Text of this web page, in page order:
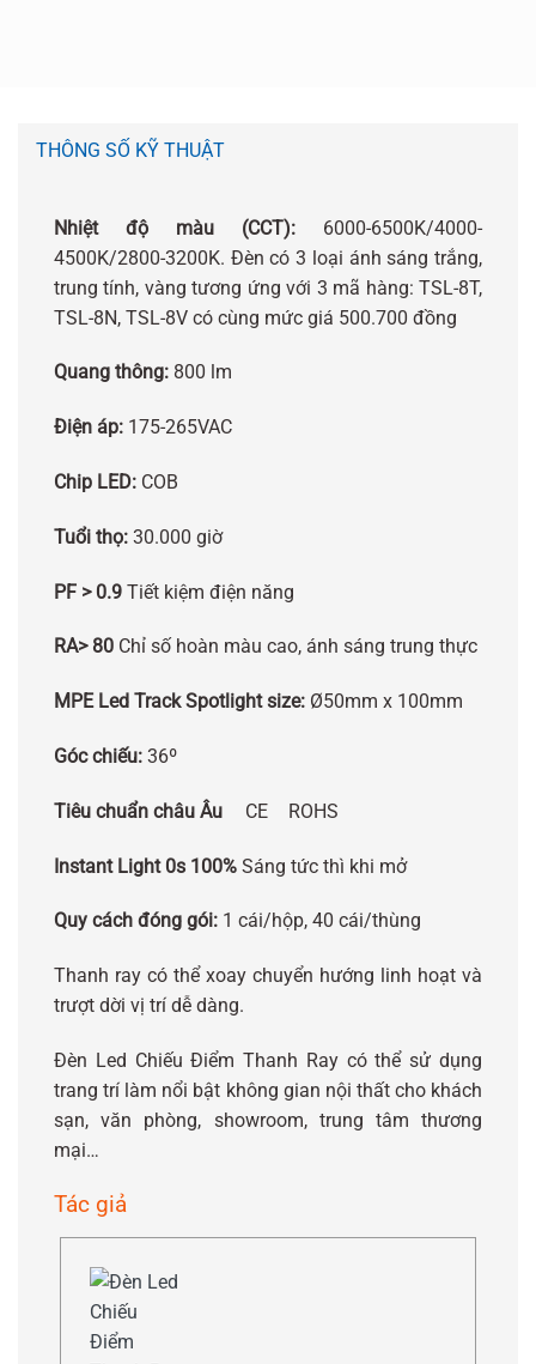
THÔNG SỐ KỸ THUẬT
Nhiệt độ màu (CCT): 6000-6500K/4000-
4500K/2800-3200K. Đèn có 3 loại ánh sáng trắng,
trung tính, vàng tương ứng với 3 mã hàng: TSL-8T,
TSL-8N, TSL-8V có cùng mức giá 500.700 đồng
Quang thông: 800 lm
Điện áp: 175-265VAC
Chip LED: COB
Tuổi thọ: 30.000 giờ
PF > 0.9 Tiết kiệm điện năng
RA> 80 Chỉ số hoàn màu cao, ánh sáng trung thực
MPE Led Track Spotlight size: Ø50mm x 100mm
Góc chiếu: 36º
Tiêu chuẩn châu Âu CE ROHS
Instant Light 0s 100% Sáng tức thì khi mở
Quy cách đóng gói: 1 cái/hộp, 40 cái/thùng
Thanh ray có thể xoay chuyển hướng linh hoạt và
trượt dời vị trí dễ dàng.
Đèn Led Chiếu Điểm Thanh Ray có thể sử dụng
trang trí làm nổi bật không gian nội thất cho khách
sạn, văn phòng, showroom, trung tâm thương
mại…
Tác giả